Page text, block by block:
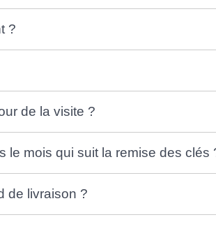
?
de la visite ?
le mois qui suit la remise des clés
de livraison ?